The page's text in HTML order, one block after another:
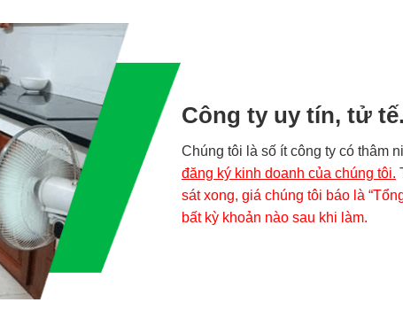
thậm chí logo của các công ty vệ sinh môi trường uy tín để
Khi xảy ra sự cố cần hỗ trợ hoặc bảo hành, khách hàng
bảo.
thống đường ống
gốc, không có kiểm soát liều lượng vào đường ống. Các
lớp men bảo vệ đường ống. Hậu quả là chỉ sau một thời
đầu họ vẫn phải trả giá hóa chất rất cao.
toán
không minh bạch và có ý định phản đối hoặc thắc mắc chi
khách cảm thấy bất an và buộc phải thanh toán để “cho
Công ty uy tín, tử
Chúng tôi là số ít công ty có thâm
đăng ký kinh doanh của chúng tôi.
sát xong, giá chúng tôi báo là
bất kỳ khoản nào sau khi làm.